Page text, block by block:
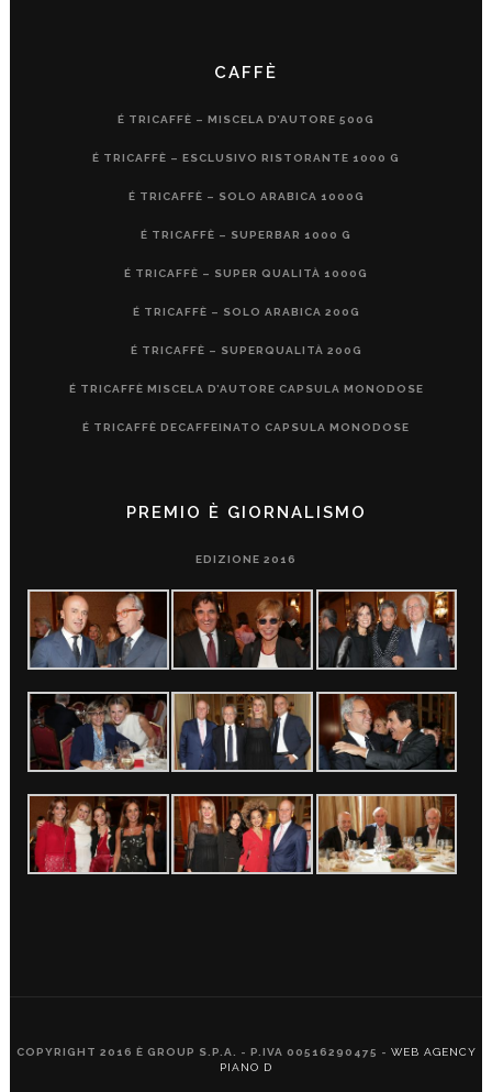
CAFFÈ
É TRICAFFÈ – MISCELA D’AUTORE 500G
É TRICAFFÈ – ESCLUSIVO RISTORANTE 1000 G
É TRICAFFÈ – SOLO ARABICA 1000G
É TRICAFFÈ – SUPERBAR 1000 G
É TRICAFFÈ – SUPER QUALITÀ 1000G
É TRICAFFÈ – SOLO ARABICA 200G
É TRICAFFÈ – SUPERQUALITÀ 200G
É TRICAFFÈ MISCELA D’AUTORE CAPSULA MONODOSE
É TRICAFFÈ DECAFFEINATO CAPSULA MONODOSE
PREMIO È GIORNALISMO
EDIZIONE 2016
COPYRIGHT 2016 È GROUP S.P.A. - P.IVA 00516290475 - WEB AGENCY
PIANO D